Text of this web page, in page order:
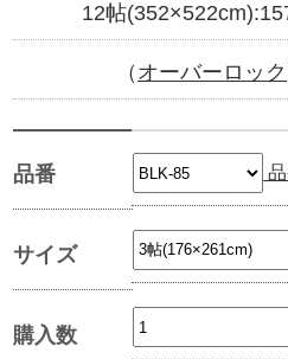
12帖(352×522cm):
（ オーバーロック
品番
サイズ
購入数